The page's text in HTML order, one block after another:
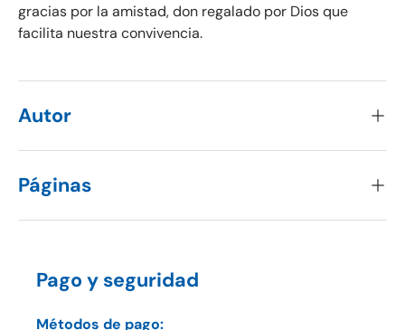
gracias por la amistad, don regalado por Dios que
facilita nuestra convivencia.
Autor
Páginas
Pago y seguridad
Métodos de pago: